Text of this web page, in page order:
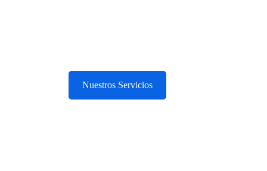
Nuestros Servicios